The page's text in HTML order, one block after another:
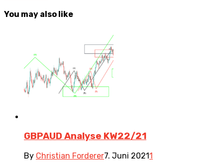
You may also like
GBPAUD Analyse KW22/21
By Christian Forderer7. Juni 20211